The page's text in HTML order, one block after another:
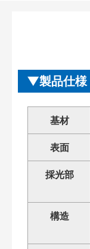
製品仕様
基材
表面
採光部
構造